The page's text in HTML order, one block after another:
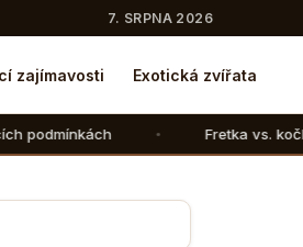
7. SRPNA 2026
zajímavosti Exotická zvířata
Fretka vs. kočka: V čem se